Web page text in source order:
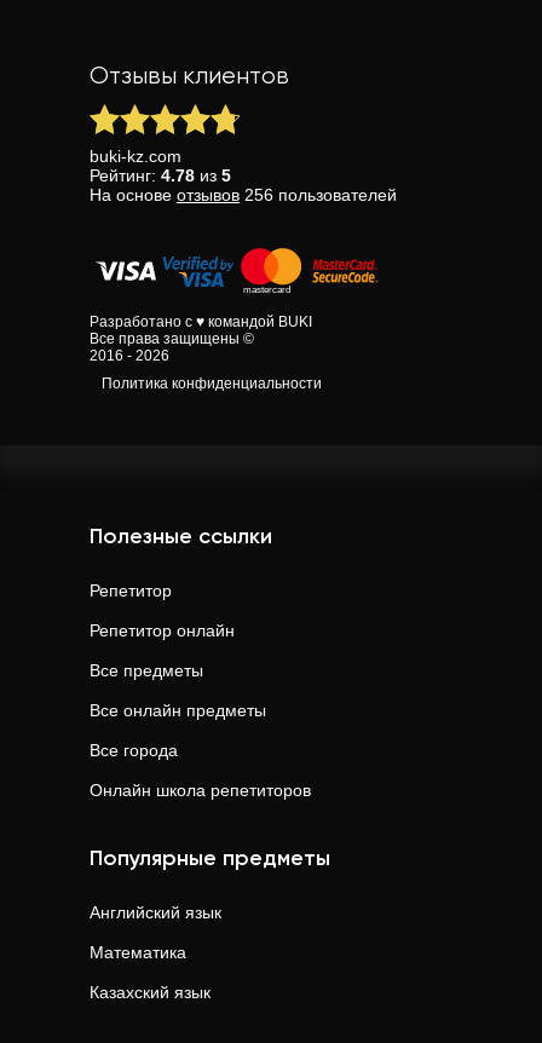
Отзывы клиентов
buki-kz.com
Рейтинг: 4.78 из 5
На основе отзывов 256 пользователей
Разработано с ♥ командой BUKI
Все права защищены ©
2016 - 2026
Политика конфиденциальности
Полезные ссылки
Репетитор
Репетитор онлайн
Все предметы
Все онлайн предметы
Все города
Онлайн школа репетиторов
Популярные предметы
Английский язык
Математика
Казахский язык